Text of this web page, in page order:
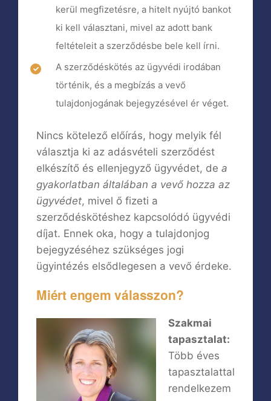
kerül megfizetésre, a hitelt nyújtó bankot
ki kell választani, mivel az adott bank
feltételeit a szerződésbe bele kell írni.
A szerződéskötés az ügyvédi irodában
történik, és a megbízás a vevő
tulajdonjogának bejegyzésével ér véget.
Nincs kötelező előírás, hogy melyik fél
választja ki az adásvételi szerződést
elkészítő és ellenjegyző ügyvédet, de a
gyakorlatban általában a vevő hozza az
ügyvédet, mivel ő fizeti a
szerződéskötéshez kapcsolódó ügyvédi
díjat. Ennek oka, hogy a tulajdonjog
bejegyzéséhez szükséges jogi
ügyintézés elsődlegesen a vevő érdeke.
Miért engem válasszon?
Szakmai
tapasztalat:
Több éves
tapasztalattal
rendelkezem